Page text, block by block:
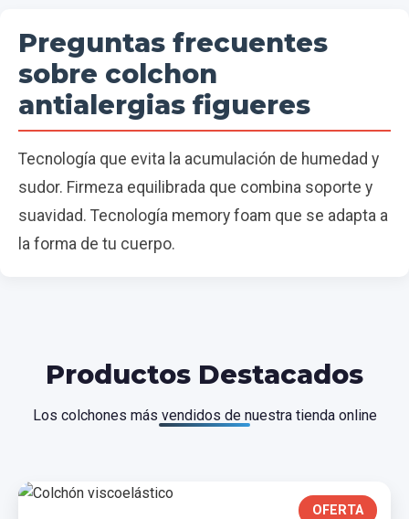
Preguntas frecuentes
sobre colchon
antialergias figueres
Tecnología que evita la acumulación de humedad y
sudor. Firmeza equilibrada que combina soporte y
suavidad. Tecnología memory foam que se adapta a
la forma de tu cuerpo.
Productos Destacados
Los colchones más vendidos de nuestra tienda online
OFERTA